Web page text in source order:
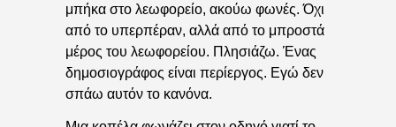
μπήκα στο λεωφορείο, ακούω φωνές. Όχι
από το υπερπέραν, αλλά από το μπροστά
μέρος του λεωφορείου. Πλησιάζω. Ένας
δημοσιογράφος είναι περίεργος. Εγώ δεν
σπάω αυτόν το κανόνα.